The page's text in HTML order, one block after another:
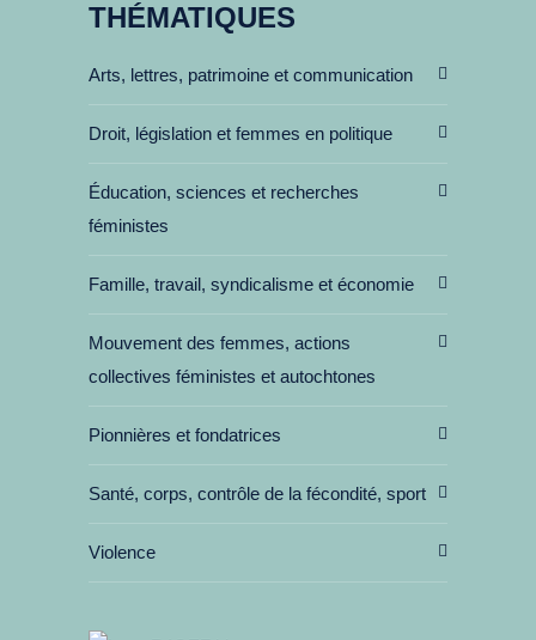
THÉMATIQUES
Arts, lettres, patrimoine et communication
Droit, législation et femmes en politique
Éducation, sciences et recherches
féministes
Famille, travail, syndicalisme et économie
Mouvement des femmes, actions
collectives féministes et autochtones
Pionnières et fondatrices
Santé, corps, contrôle de la fécondité, sport
Violence